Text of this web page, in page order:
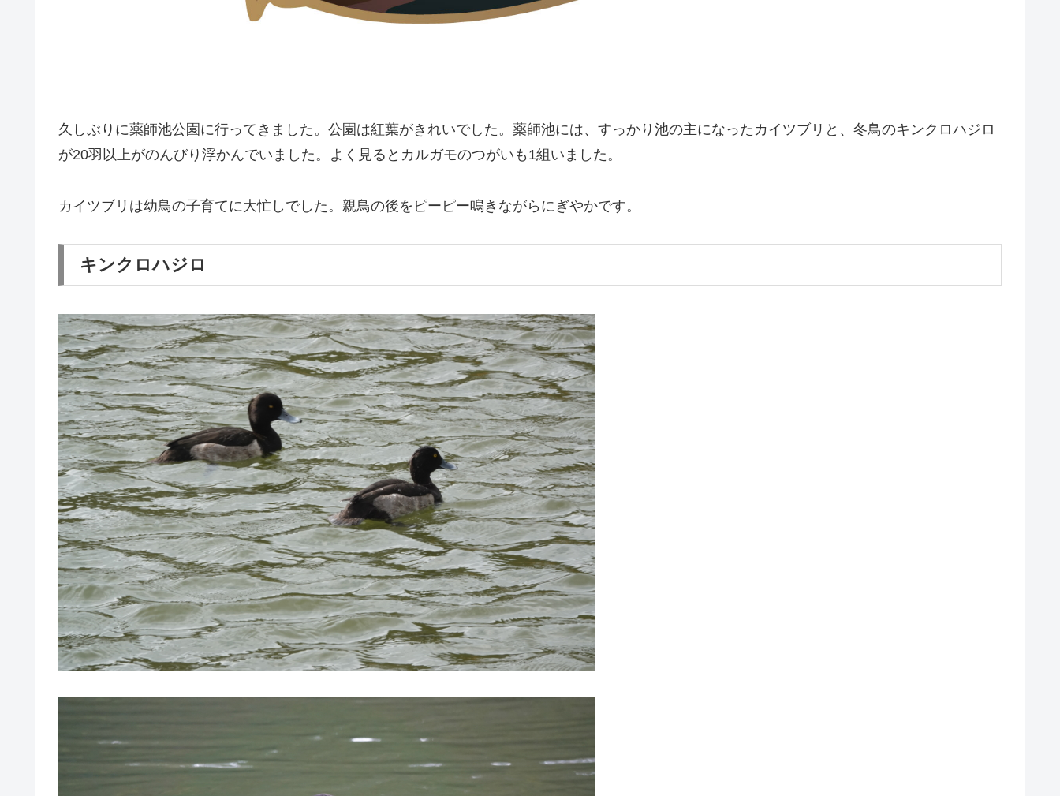
久しぶりに薬師池公園に行ってきました。公園は紅葉がきれいでした。薬師池には、すっかり池の主になったカイツブリと、冬鳥のキンクロハジロ
が20羽以上がのんびり浮かんでいました。よく見るとカルガモのつがいも1組いました。
カイツブリは幼鳥の子育てに大忙しでした。親鳥の後をピーピー鳴きながらにぎやかです。
キンクロハジロ